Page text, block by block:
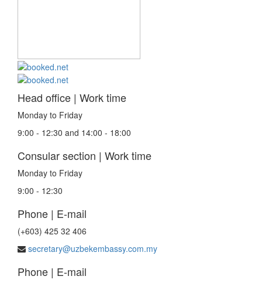
Head office | Work time
Monday to Friday
9:00 - 12:30 and 14:00 - 18:00
Consular section | Work time
Monday to Friday
9:00 - 12:30
Phone | E-mail
(+603) 425 32 406
secretary@uzbekembassy.com.my
Phone | E-mail